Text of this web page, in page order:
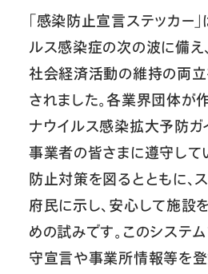
「感染防止宣言ステッカー
ルス感染症の次の波に備え
社会経済活動の維持の両
されました。各業界団体が
ナウイルス感染拡大予防ガ
事業者の皆さまに遵守して
防止対策を図るとともに、
府民に示し、安心して施設
めの試みです。このシステ
守宣言や事業所情報等を登